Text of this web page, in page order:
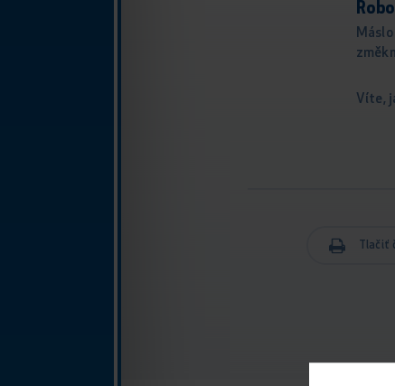
Víte,
Tlačiť